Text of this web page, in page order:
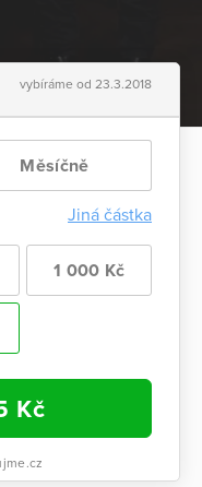
vybíráme od 23.3.2018
Měsíčně
Jiná částka
1 000 Kč
Kč